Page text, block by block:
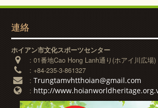
連絡
ホイアン市文化スポーツセンター
:01番地Cao Hong Lanh通り(ホアイ川広場)
:+84-235-3-861327
:Trungtamvhtthoian@gmail.com
: http://